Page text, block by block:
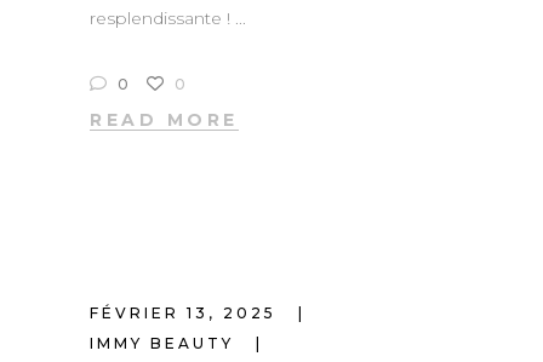
resplendissante !
0 0
READ MORE
FÉVRIER 13, 2025
IMMY BEAUTY